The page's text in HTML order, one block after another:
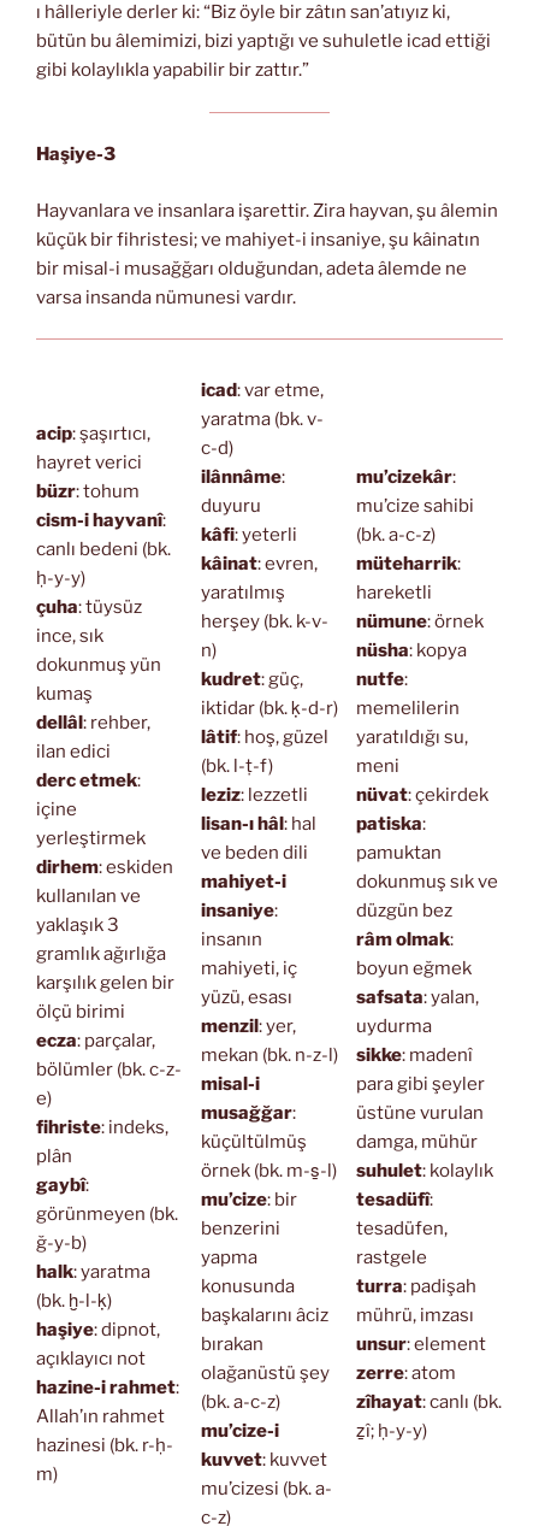
ı hâlleriyle derler ki: “Biz öyle bir zâtın san’atıyız ki,
bütün bu âlemimizi, bizi yaptığı ve suhuletle icad ettiği
gibi kolaylıkla yapabilir bir zattır.”
Haşiye-3
Hayvanlara ve insanlara işarettir. Zira hayvan, şu âlemin
küçük bir fihristesi; ve mahiyet-i insaniye, şu kâinatın
bir misal-i musağğarı olduğundan, adeta âlemde ne
varsa insanda nümunesi vardır.
acip: şaşırtıcı,
hayret verici
büzr: tohum
cism-i hayvanî:
canlı bedeni (bk.
ḥ-y-y)
çuha: tüysüz
ince, sık
dokunmuş yün
kumaş
dellâl: rehber,
ilan edici
derc etmek:
içine
yerleştirmek
dirhem: eskiden
kullanılan ve
yaklaşık 3
gramlık ağırlığa
karşılık gelen bir
ölçü birimi
ecza: parçalar,
bölümler (bk. c-z-
e)
fihriste: indeks,
plân
gaybî:
görünmeyen (bk.
ğ-y-b)
halk: yaratma
(bk. ḫ-l-ḳ)
haşiye: dipnot,
açıklayıcı not
hazine-i rahmet:
Allah’ın rahmet
hazinesi (bk. r-ḥ-
m)
icad: var etme,
yaratma (bk. v-
c-d)
ilânnâme:
duyuru
kâfi: yeterli
kâinat: evren,
yaratılmış
herşey (bk. k-v-
n)
kudret: güç,
iktidar (bk. ḳ-d-r)
lâtif: hoş, güzel
(bk. l-ṭ-f)
leziz: lezzetli
lisan-ı hâl: hal
ve beden dili
mahiyet-i
insaniye:
insanın
mahiyeti, iç
yüzü, esası
menzil: yer,
mekan (bk. n-z-l)
misal-i
musağğar:
küçültülmüş
örnek (bk. m-s̱-l)
mu’cize: bir
benzerini
yapma
konusunda
başkalarını âciz
bırakan
olağanüstü şey
(bk. a-c-z)
mu’cize-i
kuvvet: kuvvet
mu’cizesi (bk. a-
c-z)
mu’cizekâr:
mu’cize sahibi
(bk. a-c-z)
müteharrik:
hareketli
nümune: örnek
nüsha: kopya
nutfe:
memelilerin
yaratıldığı su,
meni
nüvat: çekirdek
patiska:
pamuktan
dokunmuş sık ve
düzgün bez
râm olmak:
boyun eğmek
safsata: yalan,
uydurma
sikke: madenî
para gibi şeyler
üstüne vurulan
damga, mühür
suhulet: kolaylık
tesadüfî:
tesadüfen,
rastgele
turra: padişah
mührü, imzası
unsur: element
zerre: atom
zîhayat: canlı (bk.
ẕî; ḥ-y-y)